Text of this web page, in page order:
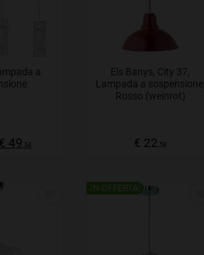
a
€ 49 ,34
Els Banys, City 37,
Lampada a sospensione,
Rosso (weinrot)
€ 22 ,58
IN OFFERTA!